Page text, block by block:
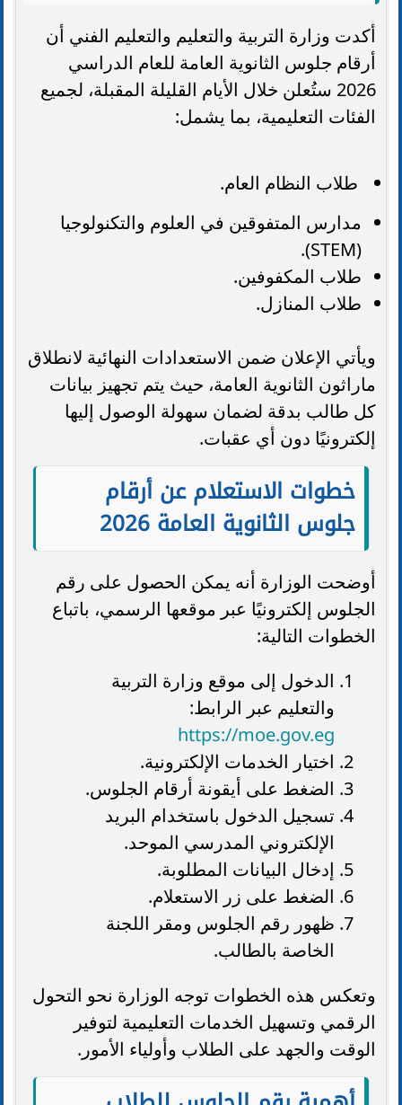
أكدت وزارة التربية والتعليم والتعليم الفني أن
أرقام جلوس الثانوية العامة للعام الدراسي
2026 ستُعلن خلال الأيام القليلة المقبلة، لجميع
الفئات التعليمية، بما يشمل:
طلاب النظام العام.
مدارس المتفوقين في العلوم والتكنولوجيا
(STEM).
طلاب المكفوفين.
طلاب المنازل.
ويأتي الإعلان ضمن الاستعدادات النهائية لانطلاق
ماراثون الثانوية العامة، حيث يتم تجهيز بيانات
كل طالب بدقة لضمان سهولة الوصول إليها
إلكترونيًا دون أي عقبات.
خطوات الاستعلام عن أرقام
جلوس الثانوية العامة 2026
أوضحت الوزارة أنه يمكن الحصول على رقم
الجلوس إلكترونيًا عبر موقعها الرسمي، باتباع
الخطوات التالية:
الدخول إلى موقع وزارة التربية
والتعليم عبر الرابط:
https://moe.gov.eg
اختيار الخدمات الإلكترونية.
الضغط على أيقونة أرقام الجلوس.
تسجيل الدخول باستخدام البريد
الإلكتروني المدرسي الموحد.
إدخال البيانات المطلوبة.
الضغط على زر الاستعلام.
ظهور رقم الجلوس ومقر اللجنة
الخاصة بالطالب.
وتعكس هذه الخطوات توجه الوزارة نحو التحول
الرقمي وتسهيل الخدمات التعليمية لتوفير
الوقت والجهد على الطلاب وأولياء الأمور.